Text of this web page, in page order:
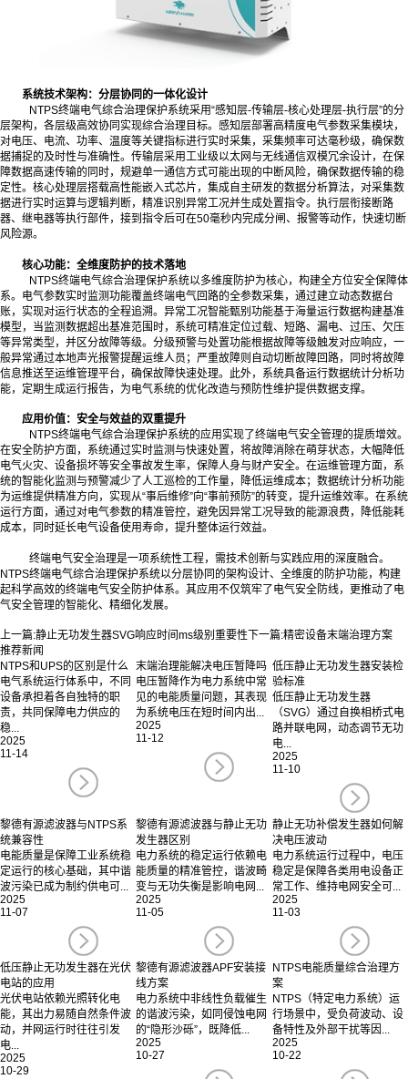
系统技术架构：分层协同的一体化设计
NTPS终端电气综合治理保护系统采用“感知层-传输层-核心处理层-执行层”的分
层架构，各层级高效协同实现综合治理目标。感知层部署高精度电气参数采集模块，
对电压、电流、功率、温度等关键指标进行实时采集，采集频率可达毫秒级，确保数
据捕捉的及时性与准确性。传输层采用工业级以太网与无线通信双模冗余设计，在保
障数据高速传输的同时，规避单一通信方式可能出现的中断风险，确保数据传输的稳
定性。核心处理层搭载高性能嵌入式芯片，集成自主研发的数据分析算法，对采集数
据进行实时运算与逻辑判断，精准识别异常工况并生成处置指令。执行层衔接断路
器、继电器等执行部件，接到指令后可在50毫秒内完成分闸、报警等动作，快速切断
风险源。
核心功能：全维度防护的技术落地
NTPS终端电气综合治理保护系统以多维度防护为核心，构建全方位安全保障体
系。电气参数实时监测功能覆盖终端电气回路的全参数采集，通过建立动态数据台
账，实现对运行状态的全程追溯。异常工况智能甄别功能基于海量运行数据构建基准
模型，当监测数据超出基准范围时，系统可精准定位过载、短路、漏电、过压、欠压
等异常类型，并区分故障等级。分级预警与处置功能根据故障等级触发对应响应，一
般异常通过本地声光报警提醒运维人员；严重故障则自动切断故障回路，同时将故障
信息推送至运维管理平台，确保故障快速处理。此外，系统具备运行数据统计分析功
能，定期生成运行报告，为电气系统的优化改造与预防性维护提供数据支撑。
应用价值：安全与效益的双重提升
NTPS终端电气综合治理保护系统的应用实现了终端电气安全管理的提质增效。
在安全防护方面，系统通过实时监测与快速处置，将故障消除在萌芽状态，大幅降低
电气火灾、设备损坏等安全事故发生率，保障人身与财产安全。在运维管理方面，系
统的智能化监测与预警减少了人工巡检的工作量，降低运维成本；数据统计分析功能
为运维提供精准方向，实现从“事后维修”向“事前预防”的转变，提升运维效率。在系统
运行方面，通过对电气参数的精准管控，避免因异常工况导致的能源浪费，降低能耗
成本，同时延长电气设备使用寿命，提升整体运行效益。
终端电气安全治理是一项系统性工程，需技术创新与实践应用的深度融合。
NTPS终端电气综合治理保护系统以分层协同的架构设计、全维度的防护功能，构建
起科学高效的终端电气安全防护体系。其应用不仅筑牢了电气安全防线，更推动了电
气安全管理的智能化、精细化发展。‍
上一篇:静止无功发生器SVG响应时间ms级别重要性 下一篇:精密设备末端治理方案
推荐新闻
NTPS和UPS的区别是什么
电气系统运行体系中，不同
设备承担着各自独特的职
责，共同保障电力供应的
稳...
2025
11-14
末端治理能解决电压暂降吗
电压暂降作为电力系统中常
见的电能质量问题，其表现
为系统电压在短时间内出...
2025
11-12
低压静止无功发生器安装检
验标准
低压静止无功发生器
（SVG）通过自换相桥式电
路并联电网，动态调节无功
电...
2025
11-10
黎德有源滤波器与NTPS系
统兼容性
电能质量是保障工业系统稳
定运行的核心基础，其中谐
波污染已成为制约供电可...
2025
11-07
黎德有源滤波器与静止无功
发生器区别
电力系统的稳定运行依赖电
能质量的精准管控，谐波畸
变与无功失衡是影响电网...
2025
11-05
静止无功补偿发生器如何解
决电压波动
电力系统运行过程中，电压
稳定是保障各类用电设备正
常工作、维持电网安全可...
2025
11-03
低压静止无功发生器在光伏
电站的应用
光伏电站依赖光照转化电
能，其出力易随自然条件波
动，并网运行时往往引发
电...
2025
10-29
黎德有源滤波器APF安装接
线方案
电力系统中非线性负载催生
的谐波污染，如同侵蚀电网
的“隐形沙砾”，既降低...
2025
10-27
NTPS电能质量综合治理方
案
NTPS（特定电力系统）运
行场景中，受负荷波动、设
备特性及外部干扰等因...
2025
10-22